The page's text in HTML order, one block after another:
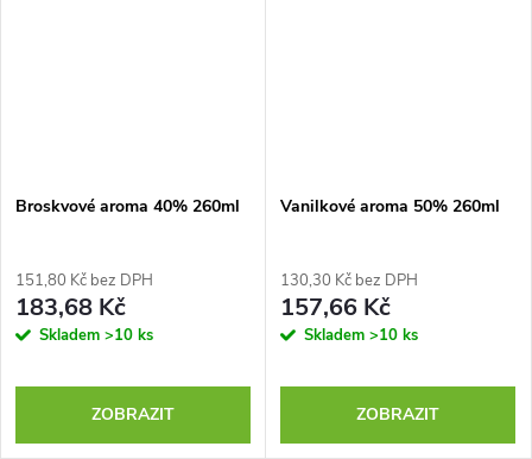
Broskvové aroma 40% 260ml
151,80 Kč bez DPH
183,68 Kč
Skladem >10 ks
ZOBRAZIT
Vanilkové aroma 50% 260ml
130,30 Kč bez DPH
157,66 Kč
Skladem >10 ks
ZOBRAZIT